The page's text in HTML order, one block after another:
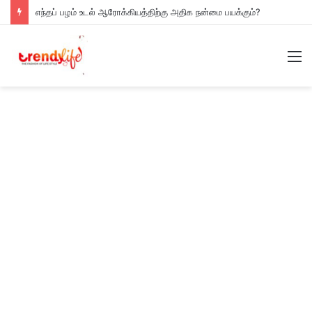
எந்தப் பழம் உடல் ஆரோக்கியத்திற்கு அதிக நன்மை பயக்கும்?